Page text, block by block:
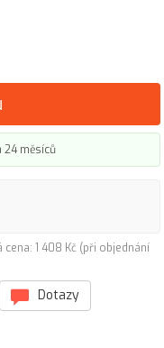
24 měsíců
cena: 1 408 Kč (při objednání
Dotazy